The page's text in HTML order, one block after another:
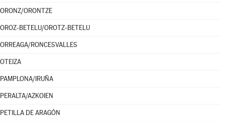
ORONZ/ORONTZE
OROZ-BETELU/OROTZ-BETELU
ORREAGA/RONCESVALLES
OTEIZA
PAMPLONA/IRUÑA
PERALTA/AZKOIEN
PETILLA DE ARAGÓN